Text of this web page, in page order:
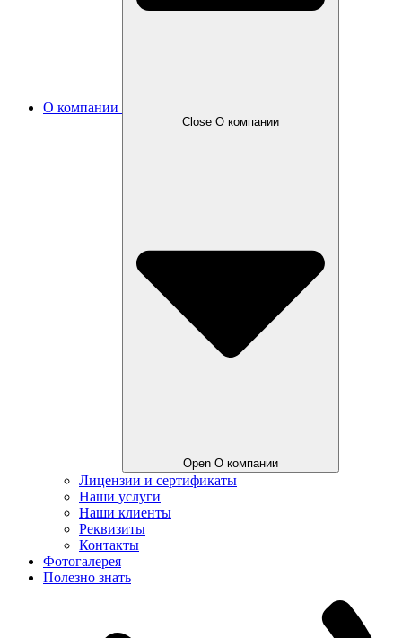
О компании
Close О компании
Open О компании
Лицензии и сертификаты
Наши услуги
Наши клиенты
Реквизиты
Контакты
Фотогалерея
Полезно знать